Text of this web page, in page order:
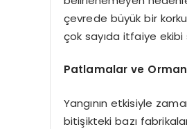
çevrede büyük bir
çok sayıda itfaiye ekibi
Patlamalar ve
Yangının etkisiyle
bitişikteki bazı